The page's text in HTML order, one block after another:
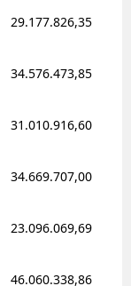
29.177.826,35
34.576.473,85
31.010.916,60
34.669.707,00
23.096.069,69
46.060.338,86